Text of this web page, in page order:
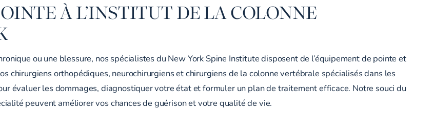
À L’INSTITUT DE LA COLONNE
ou une blessure, nos spécialistes du New York Spine Institute disposent de l’équipement de pointe et
chirurgiens orthopédiques, neurochirurgiens et chirurgiens de la colonne vertébrale spécialisés dans les
évaluer les dommages, diagnostiquer votre état et formuler un plan de traitement efficace. Notre souci du
peuvent améliorer vos chances de guérison et votre qualité de vie.